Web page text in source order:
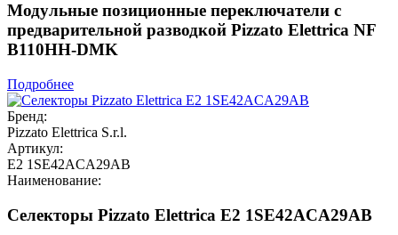
Модульные позиционные переключатели с
предварительной разводкой Pizzato Elettrica NF
B110HH-DMK
Подробнее
Бренд:
Pizzato Elettrica S.r.l.
Артикул:
E2 1SE42ACA29AB
Наименование:
Селекторы Pizzato Elettrica E2 1SE42ACA29AB